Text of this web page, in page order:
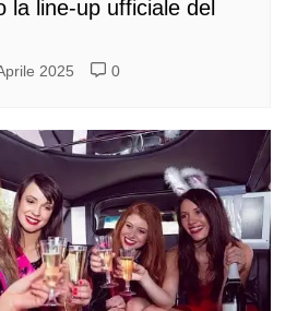
la line-up ufficiale del
2025 0